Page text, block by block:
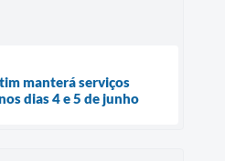
manterá serviços
dias 4 e 5 de junho